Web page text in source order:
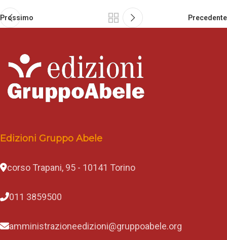
Prossimo Precedente
Edizioni Gruppo Abele
corso Trapani, 95 - 10141 Torino
011 3859500
amministrazioneedizioni@gruppoabele.org